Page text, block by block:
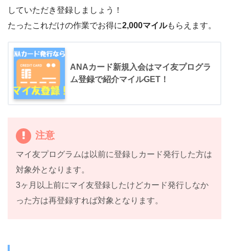
していただき登録しましょう！
たったこれだけの作業でお得に2,000マイルもらえます。
ANAカード新規入会はマイ友プログラ
ム登録で紹介マイルGET！
注意
マイ友プログラムは以前に登録しカード発行した方は
対象外となります。
3ヶ月以上前にマイ友登録したけどカード発行しなか
った方は再登録すれば対象となります。